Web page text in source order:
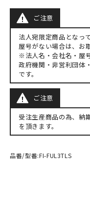
ご注意
法人宛限定商品となっ
屋号がない場合は、お
※法人名・会社名・屋
政府機関・非営利団体
です。
ご注意
受注生産商品の為、納
を頂きます。
品番/型番:FI-FUL3TLS